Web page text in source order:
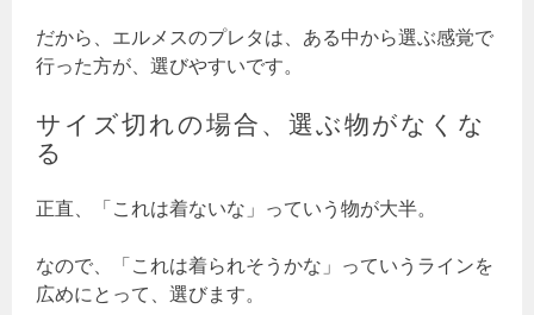
だから、エルメスのプレタは、ある中から選ぶ感覚で
行った方が、選びやすいです。
サイズ切れの場合、選ぶ物がなくな
る
正直、「これは着ないな」っていう物が大半。
なので、「これは着られそうかな」っていうラインを
広めにとって、選びます。